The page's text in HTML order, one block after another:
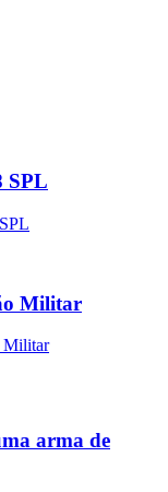
SPL
Militar
arma de